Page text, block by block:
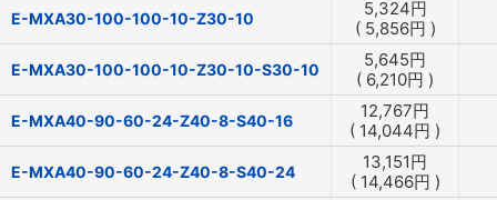
E-MXA30-100-100-10-Z30-10 5,324円
( 5,856円 )
E-MXA30-100-100-10-Z30-10-S30-10 5,645円
( 6,210円 )
E-MXA40-90-60-24-Z40-8-S40-16 12,767円
( 14,044円 )
E-MXA40-90-60-24-Z40-8-S40-24 13,151円
( 14,466円 )